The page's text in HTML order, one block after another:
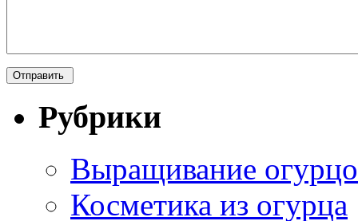
Рубрики
Выращивание
Косметика из огурца